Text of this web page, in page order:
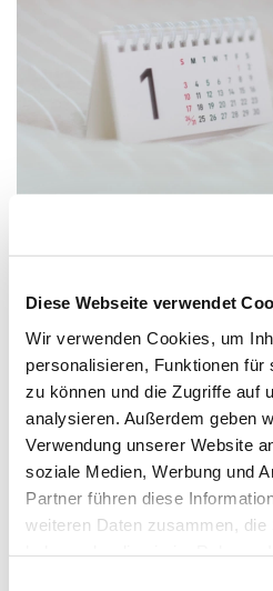
Diese Webseite verwendet
Wir verwenden Cookies, um
personalisieren, Funktionen für
zu können und die Zugriffe auf
analysieren. Außerdem geben
Verwendung unserer Website
soziale Medien, Werbung und
Partner führen diese
weiteren Daten zusammen, die
Donnerstag, 15. April
21:15 Uhr
Jugendhaus,
Schloß Holte-